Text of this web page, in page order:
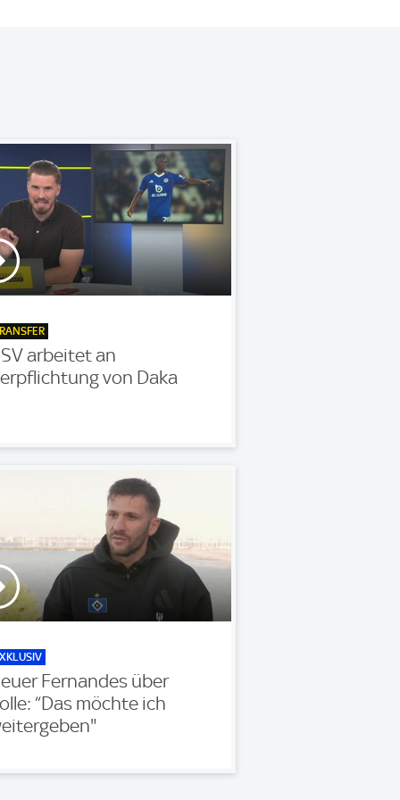
arbeitet an
von Daka
Fernandes über
“Das möchte ich